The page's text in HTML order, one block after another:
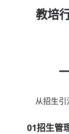
教培
从招生
01招生管